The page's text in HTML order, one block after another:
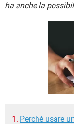
TIKTOK
ha anche la
Perché usare